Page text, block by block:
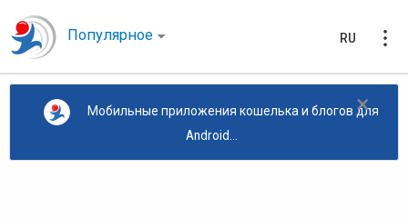
Популярное RU
×
Мобильные приложения кошелька и блогов для
Android...